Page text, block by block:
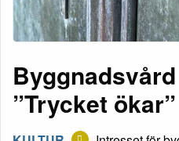
”Trycket ökar”